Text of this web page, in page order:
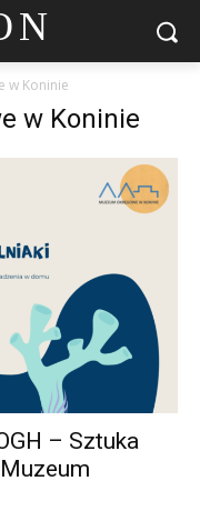
w Koninie
w Koninie
– Sztuka